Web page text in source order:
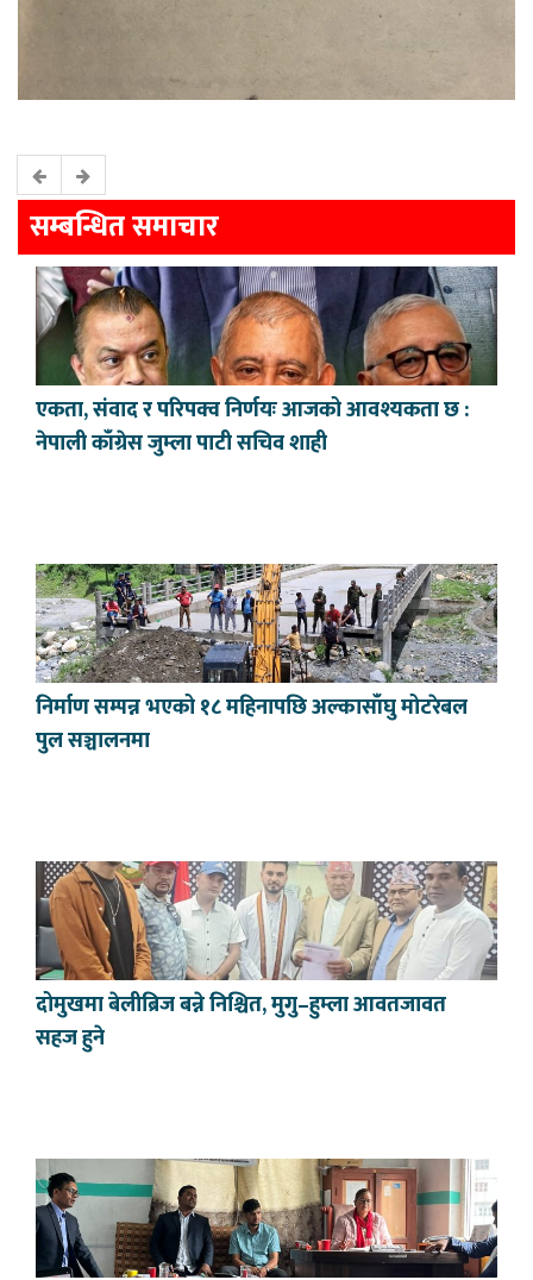
सम्बन्धित समाचार
एकता, संवाद र परिपक्व निर्णयः आजको आवश्यकता छ :
नेपाली काँग्रेस जुम्ला पाटी सचिव शाही
निर्माण सम्पन्न भएको १८ महिनापछि अल्कासाँघु मोटरेबल
पुल सञ्चालनमा
दोमुखमा बेलीब्रिज बन्ने निश्चित, मुगु–हुम्ला आवतजावत
सहज हुने